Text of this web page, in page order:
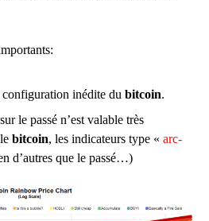
configuration inédite du bitcoin.
le passé n’est valable très
bitcoin, les indicateurs type « arc-
d’autres que le passé…)